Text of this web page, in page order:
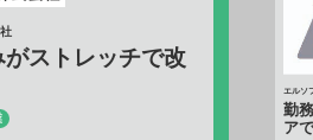
地
プ
に